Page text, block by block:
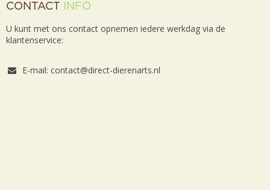
CONTACT INFO
U kunt met ons contact opnemen iedere werkdag via de
klantenservice:
E-mail: contact@direct-dierenarts.nl